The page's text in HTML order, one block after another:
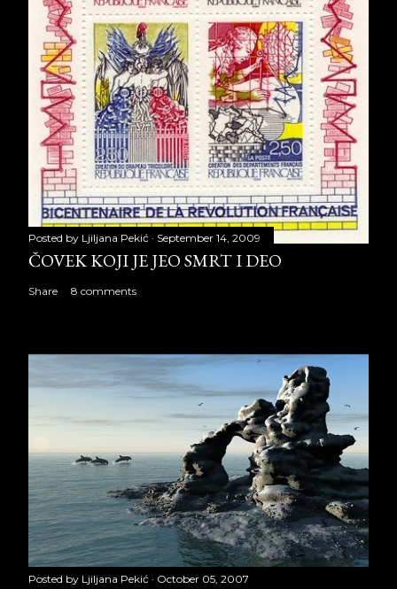
Posted by Ljiljana Pekić September 14, 2009
ČOVEK KOJI JE JEO SMRT I DEO
Share 8 comments
Posted by Ljiljana Pekić October 05, 2007